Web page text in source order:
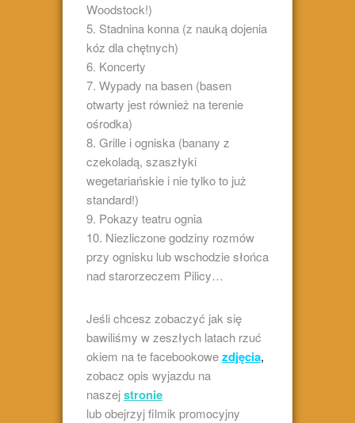
Woodstock!)
5. Stadnina konna (z nauką dojenia
kóz dla chętnych)
6. Koncerty
7. Wypady na basen (basen
otwarty jest również na terenie
ośrodka)
8. Grille i ogniska (banany z
czekoladą, szaszłyki
wegetariańskie i nie tylko to już
standard!)
9. Pokazy teatru ognia
10. Niezliczone godziny rozmów
przy ognisku lub wschodzie słońca
nad starorzeczem Pilicy…
Jeśli chcesz zobaczyć jak się
bawiliśmy w zeszłych latach rzuć
okiem na te facebookowezdjęcia,
zobacz opis wyjazdu na
naszejstronie
lub obejrzyj filmik promocyjny